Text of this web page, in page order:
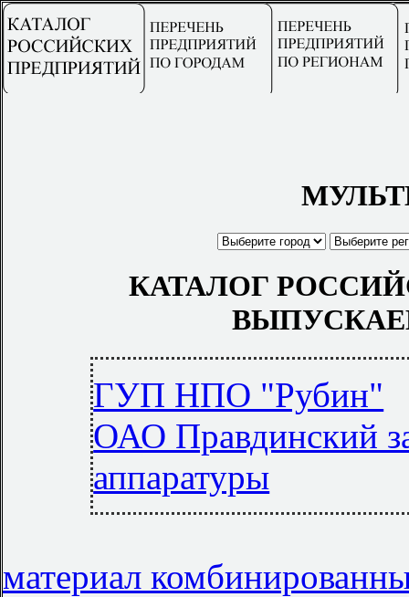
КАТАЛОГ
ГУП НПО "Рубин"
ОАО Правдинский
аппаратуры
материал